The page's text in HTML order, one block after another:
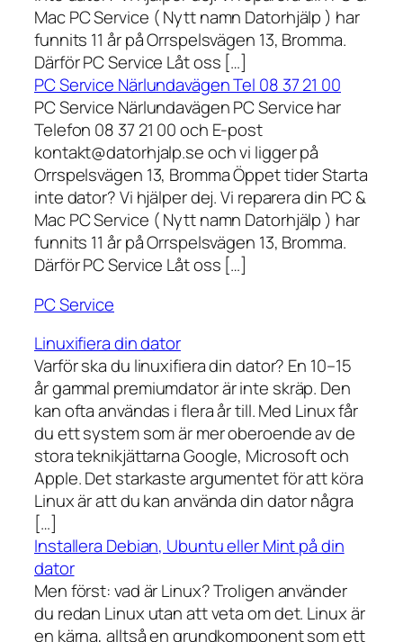
Mac PC Service ( Nytt namn Datorhjälp ) har
funnits 11 år på Orrspelsvägen 13, Bromma.
Därför PC Service Låt oss […]
PC Service Närlundavägen Tel 08 37 21 00
PC Service Närlundavägen PC Service har
Telefon 08 37 21 00 och E-post
kontakt@datorhjalp.se och vi ligger på
Orrspelsvägen 13, Bromma Öppet tider Starta
inte dator? Vi hjälper dej. Vi reparera din PC &
Mac PC Service ( Nytt namn Datorhjälp ) har
funnits 11 år på Orrspelsvägen 13, Bromma.
Därför PC Service Låt oss […]
PC Service
Linuxifiera din dator
Varför ska du linuxifiera din dator? En 10–15
år gammal premiumdator är inte skräp. Den
kan ofta användas i flera år till. Med Linux får
du ett system som är mer oberoende av de
stora teknikjättarna Google, Microsoft och
Apple. Det starkaste argumentet för att köra
Linux är att du kan använda din dator några
[…]
Installera Debian, Ubuntu eller Mint på din
dator
Men först: vad är Linux? Troligen använder
du redan Linux utan att veta om det. Linux är
en kärna, alltså en grundkomponent som ett